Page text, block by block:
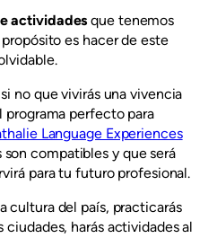
actividades que tenemos
es hacer de este
no que vivirás una vivencia
programa perfecto para
Language Experiences
compatibles y que será
para tu futuro profesional.
cultura del país, practicarás
harás actividades al